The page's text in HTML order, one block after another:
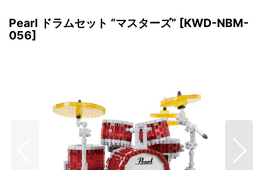
Pearl ドラムセット “マスターズ” [KWD-NBM-
056]